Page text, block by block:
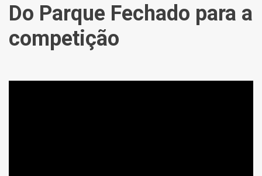
Do Parque Fechado para a
competição